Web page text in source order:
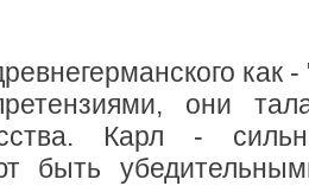
как
они
Карл -
быть